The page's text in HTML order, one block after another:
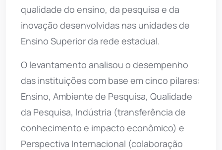
qualidade do ensino, da pesquisa e da
inovação desenvolvidas nas unidades de
Ensino Superior da rede estadual.
O levantamento analisou o desempenho
das instituições com base em cinco pilares:
Ensino, Ambiente de Pesquisa, Qualidade
da Pesquisa, Indústria (transferência de
conhecimento e impacto econômico) e
Perspectiva Internacional (colaboração